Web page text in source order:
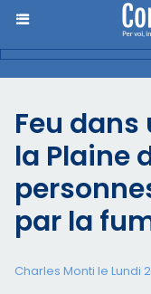
Feu
la Plaine
par la
Charles Monti le Lundi